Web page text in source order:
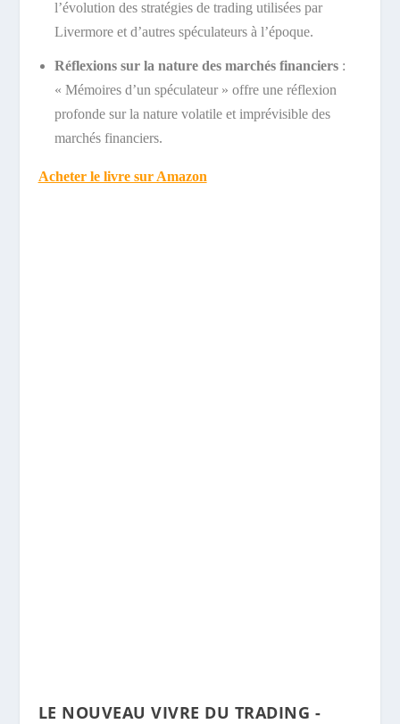
l’évolution des stratégies de trading utilisées par
Livermore et d’autres spéculateurs à l’époque.
Réflexions sur la nature des marchés financiers:
« Mémoires d’un spéculateur » offre une réflexion
profonde sur la nature volatile et imprévisible des
marchés financiers.
Acheter le livre sur Amazon
LE NOUVEAU VIVRE DU TRADING -